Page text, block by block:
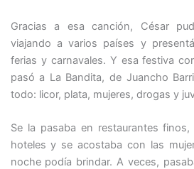
Gracias a esa canción, César
viajando a varios países y
ferias y carnavales. Y esa festiva
pasó a La Bandita, de Juancho
todo: licor, plata, mujeres, drogas y
Se la pasaba en restaurantes
hoteles y se acostaba con las
noche podía brindar. A veces,